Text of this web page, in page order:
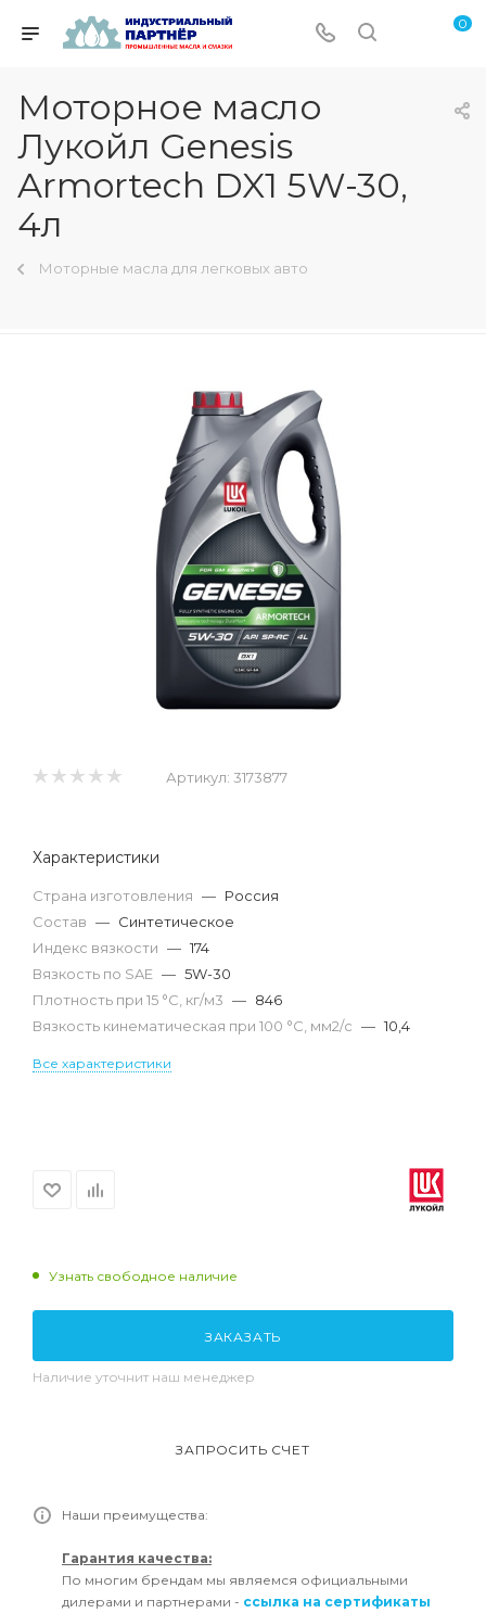
0
Моторное масло
Лукойл Genesis
Armortech DX1 5W-30,
4л
Моторные масла для легковых авто
Артикул: 3173877
Характеристики
Страна изготовления — Россия
Состав — Синтетическое
Индекс вязкости — 174
Вязкость по SAE — 5W-30
Плотность при 15 °С, кг/м3 — 846
Вязкость кинематическая при 100 °С, мм2/с — 10,4
Все характеристики
Узнать свободное наличие
ЗАКАЗАТЬ
Наличие уточнит наш менеджер
ЗАПРОСИТЬ СЧЕТ
Наши преимущества:
Гарантия качества:
По многим брендам мы являемся официальными
дилерами и партнерами - ссылка на сертификаты